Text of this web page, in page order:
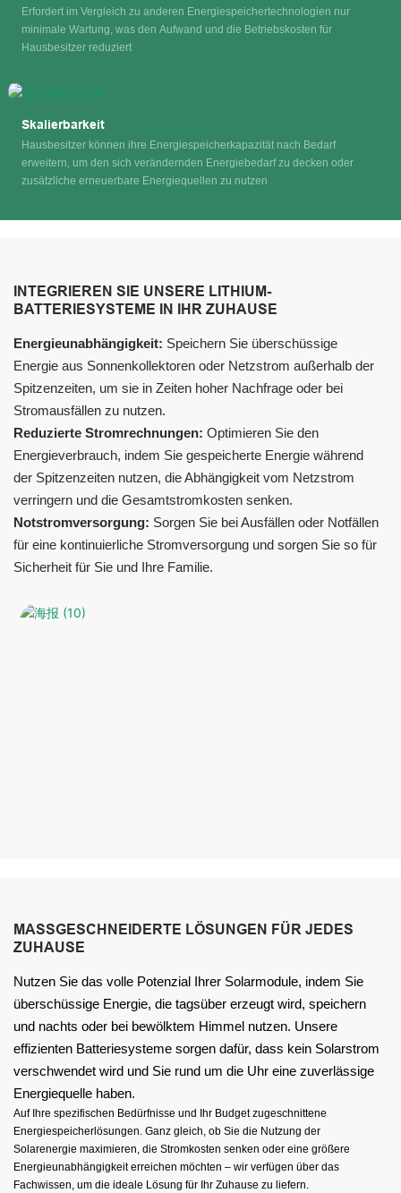
Erfordert im Vergleich zu anderen Energiespeichertechnologien nur
minimale Wartung, was den Aufwand und die Betriebskosten für
Hausbesitzer reduziert
Skalierbarkeit
Hausbesitzer können ihre Energiespeicherkapazität nach Bedarf
erweitern, um den sich verändernden Energiebedarf zu decken oder
zusätzliche erneuerbare Energiequellen zu nutzen
INTEGRIEREN SIE UNSERE LITHIUM-
BATTERIESYSTEME IN IHR ZUHAUSE
Energieunabhängigkeit: Speichern Sie überschüssige
Energie aus Sonnenkollektoren oder Netzstrom außerhalb der
Spitzenzeiten, um sie in Zeiten hoher Nachfrage oder bei
Stromausfällen zu nutzen.
Reduzierte Stromrechnungen: Optimieren Sie den
Energieverbrauch, indem Sie gespeicherte Energie während
der Spitzenzeiten nutzen, die Abhängigkeit vom Netzstrom
verringern und die Gesamtstromkosten senken.
Notstromversorgung: Sorgen Sie bei Ausfällen oder Notfällen
für eine kontinuierliche Stromversorgung und sorgen Sie so für
Sicherheit für Sie und Ihre Familie.
MASSGESCHNEIDERTE LÖSUNGEN FÜR JEDES Z
UHAUSE
Nutzen Sie das volle Potenzial Ihrer Solarmodule, indem Sie
überschüssige Energie, die tagsüber erzeugt wird, speichern
und nachts oder bei bewölktem Himmel nutzen. Unsere
effizienten Batteriesysteme sorgen dafür, dass kein Solarstrom
verschwendet wird und Sie rund um die Uhr eine zuverlässige
Energiequelle haben.
Auf Ihre spezifischen Bedürfnisse und Ihr Budget zugeschnittene
Energiespeicherlösungen. Ganz gleich, ob Sie die Nutzung der
Solarenergie maximieren, die Stromkosten senken oder eine größere
Energieunabhängigkeit erreichen möchten – wir verfügen über das
Fachwissen, um die ideale Lösung für Ihr Zuhause zu liefern.